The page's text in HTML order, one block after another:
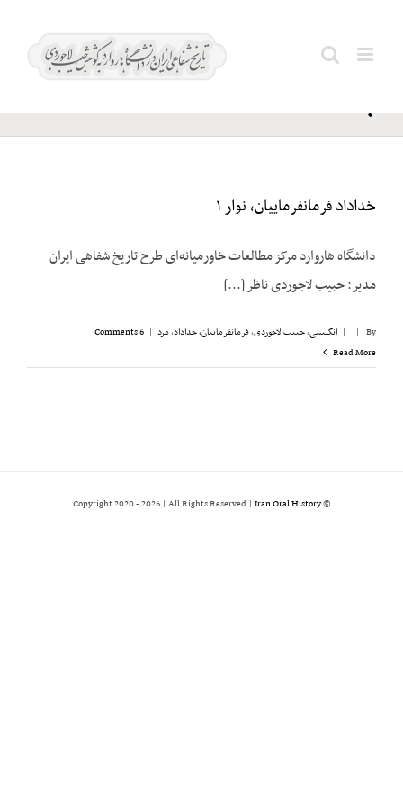
وزیر
جنگ
Search
خداداد فرمانفرماییان، نوار ۱
دانشگاه هاروارد مرکز مطالعات خاورمیانه‌ای طرح تاریخ شفاهی ایران
مدیر: حبیب لاجوردی ناظر [...]
By
|
| انگلیسی,حبیب لاجوردی,فرمانفرماییان، خداداد,مرد |
6 Comments
Read More
© Copyright 2020 -
2026 | All Rights Reserved | Iran Oral History